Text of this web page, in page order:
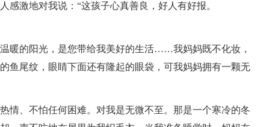
感激地对我说：“这孩子心真善良，好人有好报。
暖的阳光，是您带给我美好的生活……我妈妈既不化妆，
鱼尾纹，眼睛下面还有隆起的眼袋，可我妈妈拥有一颗无
情、不怕任何困难。对我是无微不至。那是一个寒冷的冬